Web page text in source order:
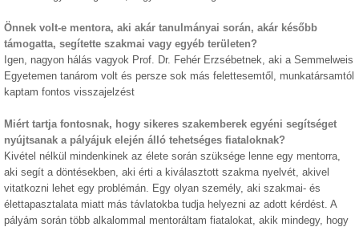
Önnek volt-e mentora, aki akár tanulmányai során, akár később
támogatta, segítette szakmai vagy egyéb területen?
Igen, nagyon hálás vagyok Prof. Dr. Fehér Erzsébetnek, aki a Semmelweis
Egyetemen tanárom volt és persze sok más felettesemtől, munkatársamtól
kaptam fontos visszajelzést
Miért tartja fontosnak, hogy sikeres szakemberek egyéni segítséget
nyújtsanak a pályájuk elején álló tehetséges fiataloknak?
Kivétel nélkül mindenkinek az élete során szüksége lenne egy mentorra,
aki segít a döntésekben, aki érti a kiválasztott szakma nyelvét, akivel
vitatkozni lehet egy problémán. Egy olyan személy, aki szakmai- és
élettapasztalata miatt más távlatokba tudja helyezni az adott kérdést. A
pályám során több alkalommal mentoráltam fiatalokat, akik mindegy, hogy